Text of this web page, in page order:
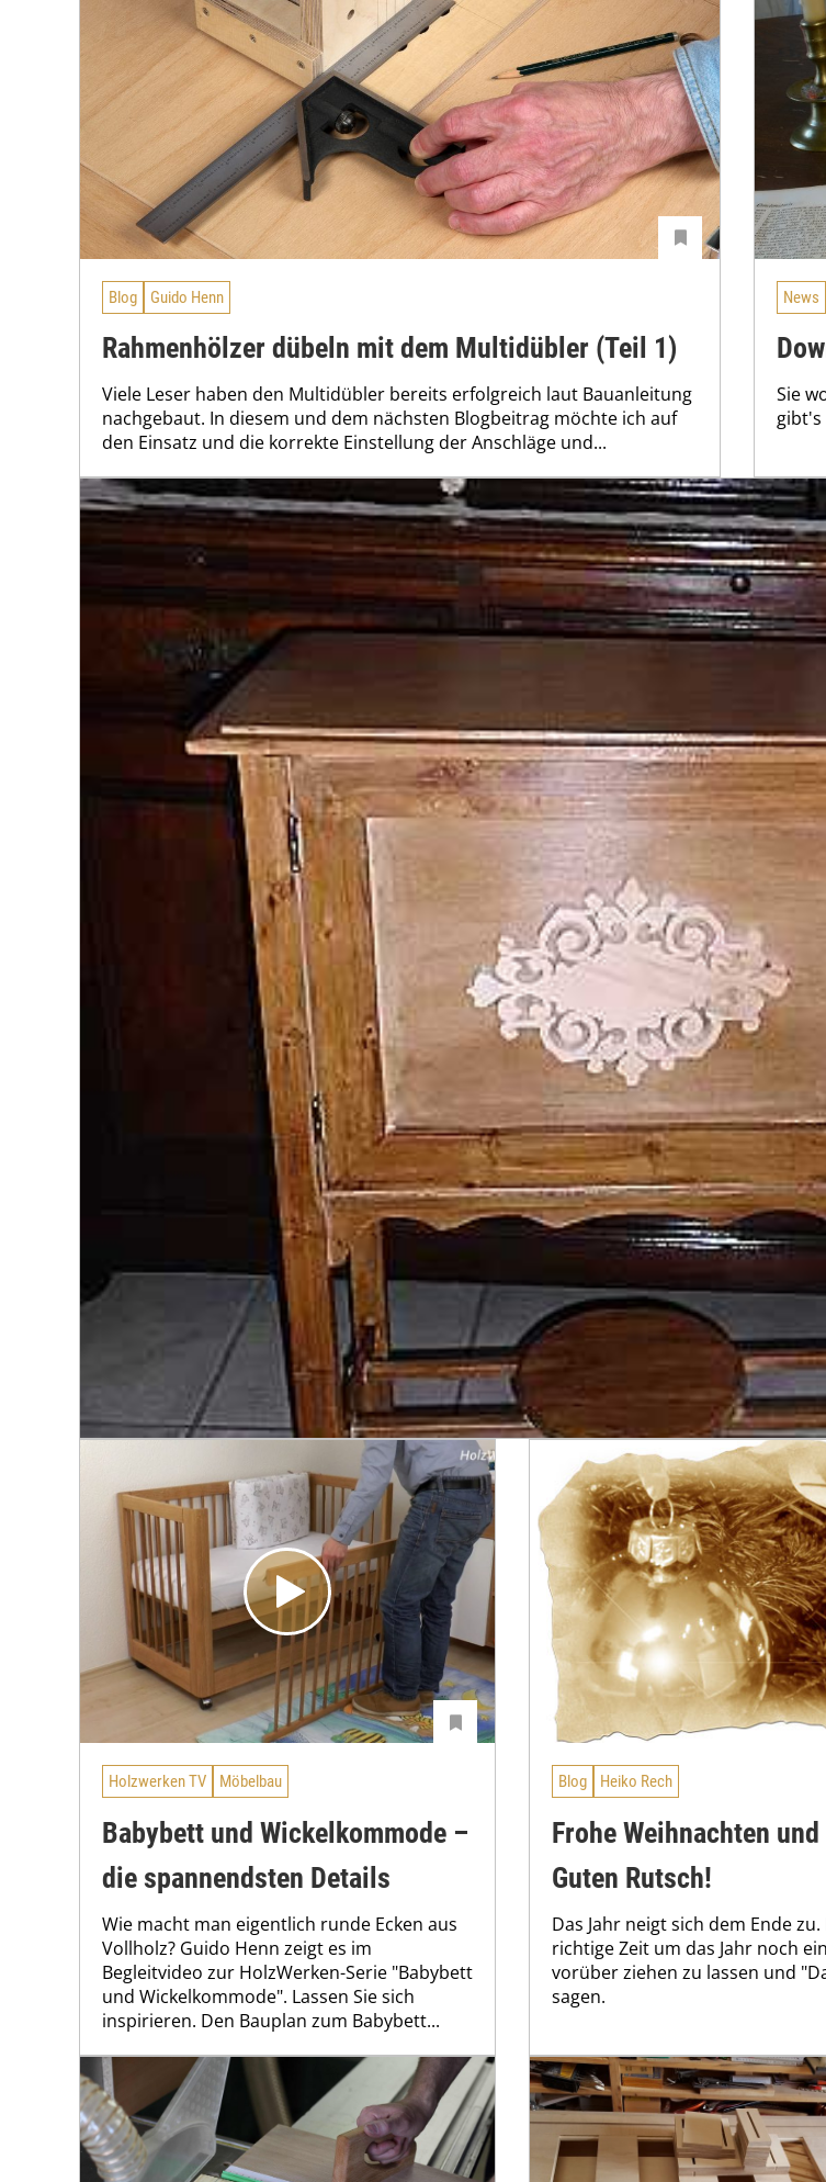
Blog Guido Henn
Rahmenhölzer dübeln mit dem Multidübler (Teil 1)
Viele Leser haben den Multidübler bereits erfolgreich laut Bauanleitung
nachgebaut. In diesem und dem nächsten Blogbeitrag möchte ich auf
den Einsatz und die korrekte Einstellung der Anschläge und...
News
Sie
gibt's
Holzwerken TV Möbelbau
Babybett und Wickelkommode –
die spannendsten Details
Wie macht man eigentlich runde Ecken aus
Vollholz? Guido Henn zeigt es im
Begleitvideo zur HolzWerken-Serie "Babybett
und Wickelkommode". Lassen Sie sich
inspirieren. Den Bauplan zum Babybett...
Blog Heiko Rech
Frohe Weihnachten
Guten Rutsch!
Das Jahr neigt sich dem Ende
richtige Zeit um das Jahr noch
vorüber ziehen zu lassen und
sagen.